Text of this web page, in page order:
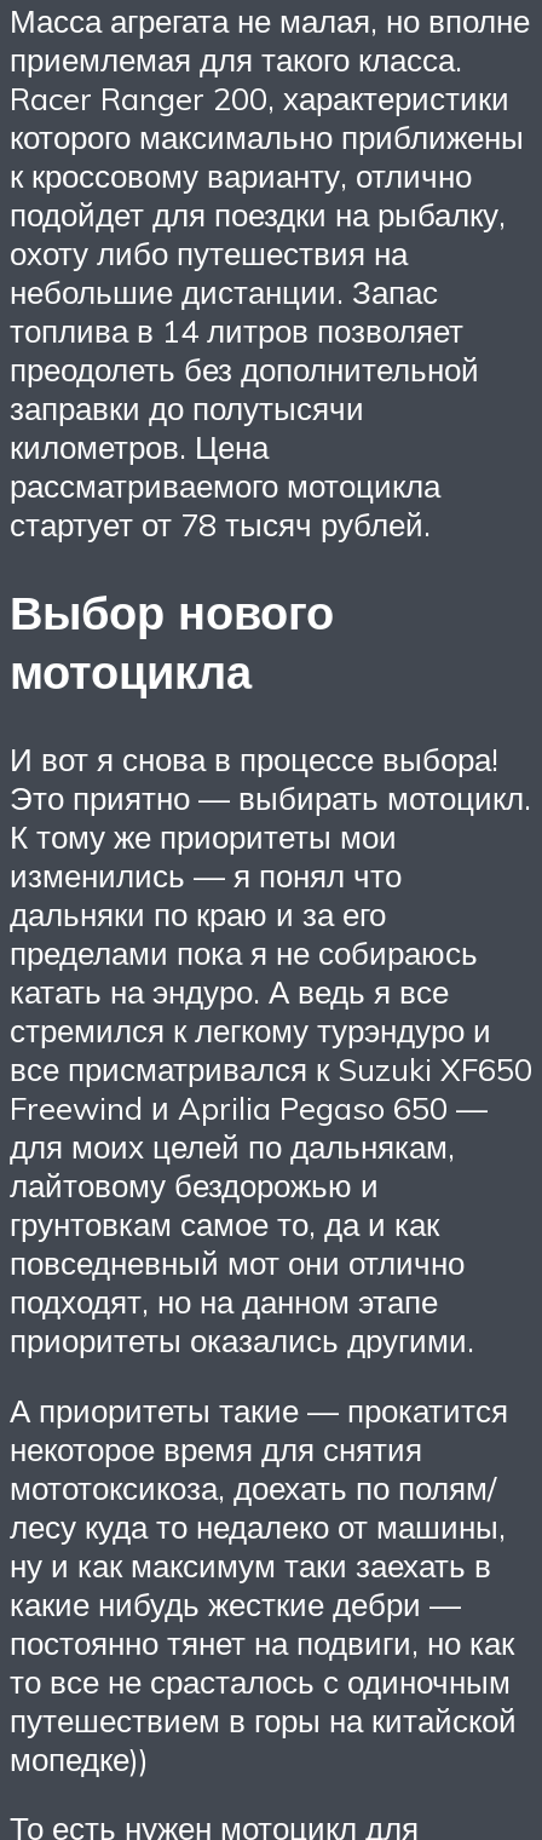
Масса агрегата не малая, но вполне
приемлемая для такого класса.
Racer Ranger 200, характеристики
которого максимально приближены
к кроссовому варианту, отлично
подойдет для поездки на рыбалку,
охоту либо путешествия на
небольшие дистанции. Запас
топлива в 14 литров позволяет
преодолеть без дополнительной
заправки до полутысячи
километров. Цена
рассматриваемого мотоцикла
стартует от 78 тысяч рублей.
Выбор нового
мотоцикла
И вот я снова в процессе выбора!
Это приятно — выбирать мотоцикл.
К тому же приоритеты мои
изменились — я понял что
дальняки по краю и за его
пределами пока я не собираюсь
катать на эндуро. А ведь я все
стремился к легкому турэндуро и
все присматривался к Suzuki XF650
Freewind и Aprilia Pegaso 650 —
для моих целей по дальнякам,
лайтовому бездорожью и
грунтовкам самое то, да и как
повседневный мот они отлично
подходят, но на данном этапе
приоритеты оказались другими.
А приоритеты такие — прокатится
некоторое время для снятия
мототоксикоза, доехать по полям/
лесу куда то недалеко от машины,
ну и как максимум таки заехать в
какие нибудь жесткие дебри —
постоянно тянет на подвиги, но как
то все не срасталось с одиночным
путешествием в горы на китайской
мопедке))
То есть нужен мотоцикл для